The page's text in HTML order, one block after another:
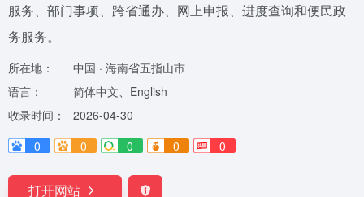
服务、部门事项、跨省通办、网上申报、进度查询和便民政
务服务。
所在地：
中国 · 海南省五指山市
语言：
简体中文、English
收录时间：
2026-04-30
0
0 0 0 0
打开网站